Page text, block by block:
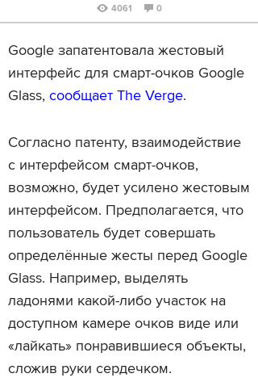
4061 0
Google запатентовала жестовый
интерфейс для смарт-очков Google
Glass, сообщает The Verge.
Согласно патенту, взаимодействие
с интерфейсом смарт-очков,
возможно, будет усилено жестовым
интерфейсом. Предполагается, что
пользователь будет совершать
определённые жесты перед Google
Glass. Например, выделять
ладонями какой-либо участок на
доступном камере очков виде или
«лайкать» понравившиеся объекты,
сложив руки сердечком.